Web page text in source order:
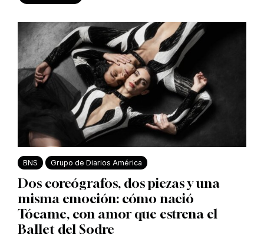
BNS Grupo de Diarios América
Dos coreógrafos, dos piezas y una
misma emoción: cómo nació
Tócame, con amor que estrena el
Ballet del Sodre